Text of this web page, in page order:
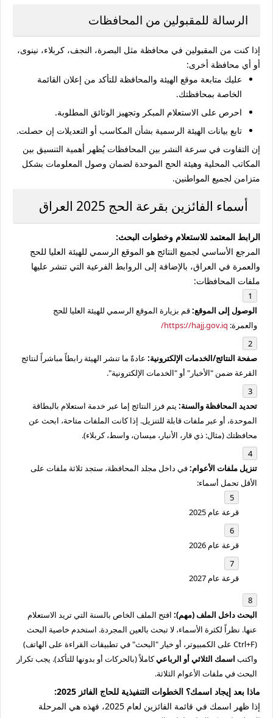
الرسالة للمقبولين من المحافظات
إذا كنت من المقبولين في محافظة مثل البصرة، النجف، كربلاء، نينوى،
أو أي محافظة أخرى:
عليك متابعة موقع الهيئة والمحافظة للتأكد من إعلان القائمة
الخاصة بمحافظتك.
احرص على الاستعلام المبكر وتجهيز الوثائق المطلوبة.
تابع بيانات الهيئة الرسمية بشأن المكاسب أو التعديلات إن حصلت.
إن التفاوت في سرعة النشر بين المحافظات يُظهر أهمية التنسيق بين
المكاتب المحلية وهيئة الحج الموحدة لضمان وصول المعلومات بشكل
متزامن لجميع المواطنين.
أسماء الفائزين بقرعة الحج 2025 العراق
الرابط المعتمد للاستعلام وخطوات البحث:
المرجع الأساسي لجميع النتائج هو الموقع الرسمي للهيئة العليا للحج
والعمرة في العراق، بالإضافة إلى الروابط الفرعية التي تنشر عليها
ملفات المحافظات:
الوصول إلى الموقع:قم بزيارة الموقع الرسمي للهيئة العليا للحج
والعمرة: https://hajj.gov.iq/
صفحة النتائج/الخدمات الإلكترونية: عادةً ما تنشر الهيئة رابطاً مباشراً لنتائج
القرعة ضمن "الأخبار" أو "الخدمات الإلكترونية".
تحديد المحافظة والسنة: يتم فرز النتائج إما عبر خدمة استعلام بالبطاقة
الموحدة، أو عبر ملفات قابلة للتنزيل. إذا كانت الملفات متاحة، ابحث عن
محافظتك (مثال: ذي قار، الأنبار، ميسان، واسط، كربلاء).
تنزيل ملفات الأعوام:في داخل مجلد المحافظة، ستجد ثلاثة ملفات على
الأقل تحمل أسماء:
قرعة عام 2025
قرعة عام 2026
قرعة عام 2027
البحث داخل الملف (مهم): افتح الملف الخاص بالسنة التي تريد الاستعلام
عنها. نظراً لكثرة الأسماء، لا تبحث بالعين المجردة. استخدم خاصية البحث
(Ctrl+F على الكمبيوتر، أو خيار "البحث" في تطبيقات القراءة على الهاتف)
واكتب اسمك الثلاثي أو الرباعيكاملاً (بالحركات أو بدونها للتأكد). يجب تكرار
البحث في ملفات الأعوام الثلاثة.
ماذا بعد إيجاد اسمك؟ الخطوات التنفيذية للحاج الفائز 2025:
إذا ظهر اسمك في قائمة الفائزين لعام 2025، فهذه هي المرحلة